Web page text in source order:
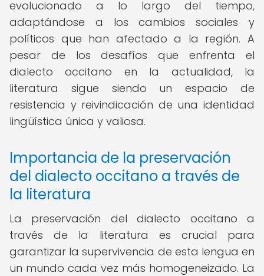
evolucionado a lo largo del tiempo,
adaptándose a los cambios sociales y
políticos que han afectado a la región. A
pesar de los desafíos que enfrenta el
dialecto occitano en la actualidad, la
literatura sigue siendo un espacio de
resistencia y reivindicación de una identidad
lingüística única y valiosa.
Importancia de la preservación
del dialecto occitano a través de
la literatura
La preservación del dialecto occitano a
través de la literatura es crucial para
garantizar la supervivencia de esta lengua en
un mundo cada vez más homogeneizado. La